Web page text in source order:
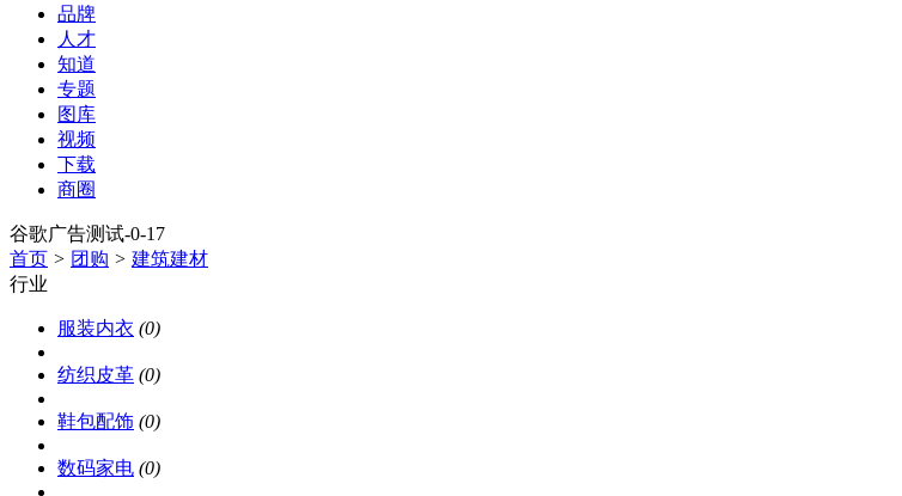
品牌
人才
知道
专题
图库
视频
下载
商圈
谷歌广告测试-0-17
首页 > 团购 > 建筑建材
行业
服装内衣 (0)
纺织皮革 (0)
鞋包配饰 (0)
数码家电 (0)